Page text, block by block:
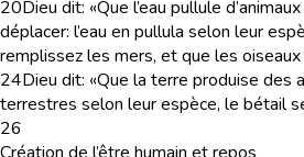
20Dieu dit: «Que l’eau pullule
déplacer: l’eau en pullula selon leur
remplissez les mers, et que les
24Dieu dit: «Que la terre produise des
terrestres selon leur espèce, le bétail
26